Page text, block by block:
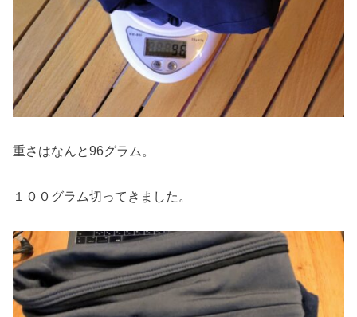
重さはなんと96グラム。
１００グラム切ってきました。